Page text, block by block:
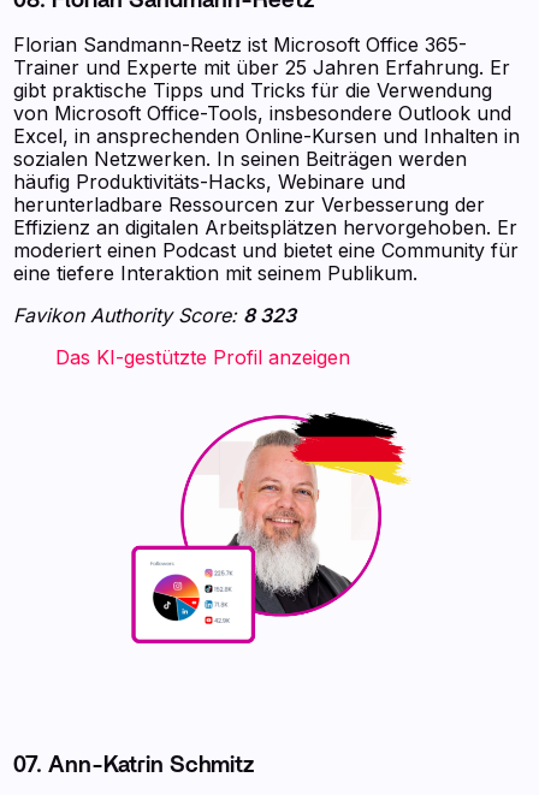
Florian Sandmann-Reetz ist Microsoft Office 365-
Trainer und Experte mit über 25 Jahren Erfahrung. Er
gibt praktische Tipps und Tricks für die Verwendung
von Microsoft Office-Tools, insbesondere Outlook und
Excel, in ansprechenden Online-Kursen und Inhalten in
sozialen Netzwerken. In seinen Beiträgen werden
häufig Produktivitäts-Hacks, Webinare und
herunterladbare Ressourcen zur Verbesserung der
Effizienz an digitalen Arbeitsplätzen hervorgehoben. Er
moderiert einen Podcast und bietet eine Community für
eine tiefere Interaktion mit seinem Publikum.
Favikon Authority Score: 8 323
‍ ‍ ‍ ‍ ‍ ‍ ‍ Das KI-gestützte Profil anzeigen ‍ ‍ ‍
07. Ann-Katrin Schmitz